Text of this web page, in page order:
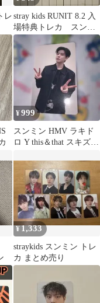
レ stray kids RUNIT 8.2 入
場特典トレカ スンミ
ン
¥999
スンミン HMV ラキド
ロ Y this＆that スキズ
¥1,333
straykids スンミン トレ
カ まとめ売り